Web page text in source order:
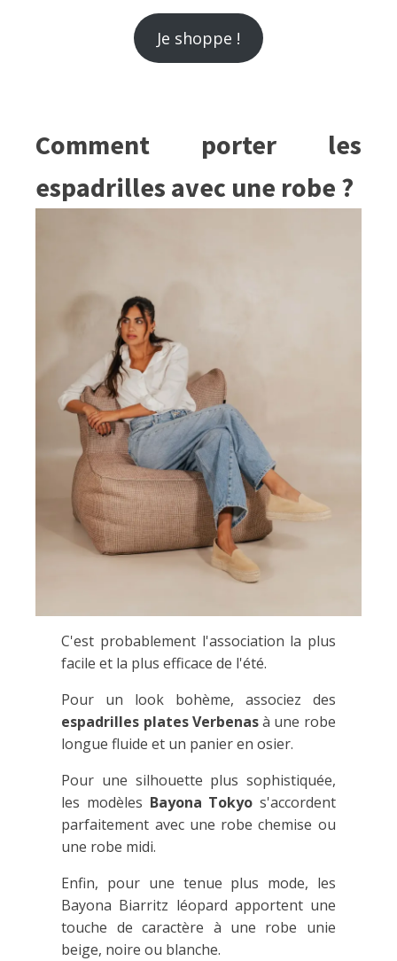
Je shoppe !
Comment porter les
espadrilles avec une robe ?
C'est probablement l'association la plus
facile et la plus efficace de l'été.
Pour un look bohème, associez des
espadrilles plates Verbenasà une robe
longue fluide et un panier en osier.
Pour une silhouette plus sophistiquée,
les modèles Bayona Tokyo s'accordent
parfaitement avec une robe chemise ou
une robe midi.
Enfin, pour une tenue plus mode, les
Bayona Biarritz léopard apportent une
touche de caractère à une robe unie
beige, noire ou blanche.